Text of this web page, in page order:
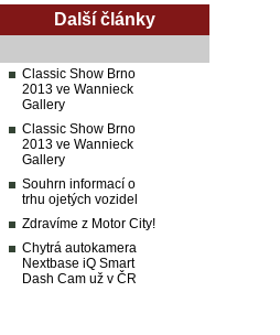
Další články
Classic Show Brno
2013 ve Wannieck
Gallery
Classic Show Brno
2013 ve Wannieck
Gallery
Souhrn informací o
trhu ojetých vozidel
Zdravíme z Motor City!
Chytrá autokamera
Nextbase iQ Smart
Dash Cam už v ČR